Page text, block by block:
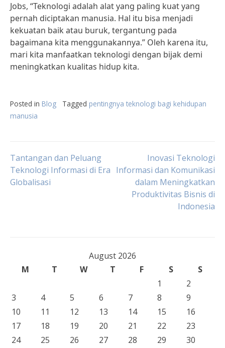
Jobs, “Teknologi adalah alat yang paling kuat yang
pernah diciptakan manusia. Hal itu bisa menjadi
kekuatan baik atau buruk, tergantung pada
bagaimana kita menggunakannya.” Oleh karena itu,
mari kita manfaatkan teknologi dengan bijak demi
meningkatkan kualitas hidup kita.
Posted in Blog Tagged pentingnya teknologi bagi kehidupan
manusia
Post
navigation
Tantangan dan Peluang
Teknologi Informasi di Era
Globalisasi
Inovasi Teknologi
Informasi dan Komunikasi
dalam Meningkatkan
Produktivitas Bisnis di
Indonesia
August 2026
M
T W T F S
S
1
2
3
4 5 6 7 8
9
10
11 12 13 14 15
16
17
18 19 20 21 22
23
24
25 26 27 28 29
30